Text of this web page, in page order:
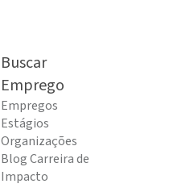
Buscar
Emprego
Empregos
Estágios
Organizações
Blog Carreira de
Impacto